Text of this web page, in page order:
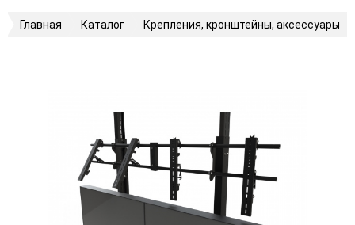
Главная Каталог Крепления, кронштейны, аксессуары